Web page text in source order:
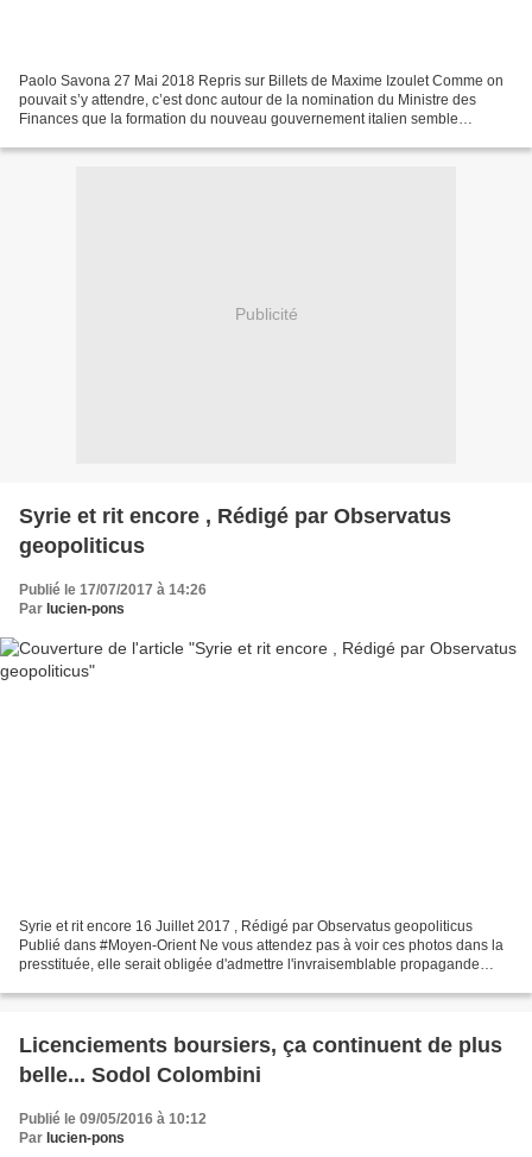
Paolo Savona 27 Mai 2018 Repris sur Billets de Maxime Izoulet Comme on
pouvait s’y attendre, c’est donc autour de la nomination du Ministre des
Finances que la formation du nouveau gouvernement italien semble
Publicité
Syrie et rit encore , Rédigé par Observatus
geopoliticus
Publié le 17/07/2017 à 14:26
Par lucien-pons
Syrie et rit encore 16 Juillet 2017 , Rédigé par Observatus geopoliticus
Publié dans #Moyen-Orient Ne vous attendez pas à voir ces photos dans la
presstituée, elle serait obligée d'admettre l'invraisemblable propagande
Licenciements boursiers, ça continuent de plus
belle... Sodol Colombini
Publié le 09/05/2016 à 10:12
Par lucien-pons